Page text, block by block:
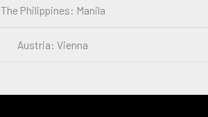
The Philippines: Manila
Austria: Vienna